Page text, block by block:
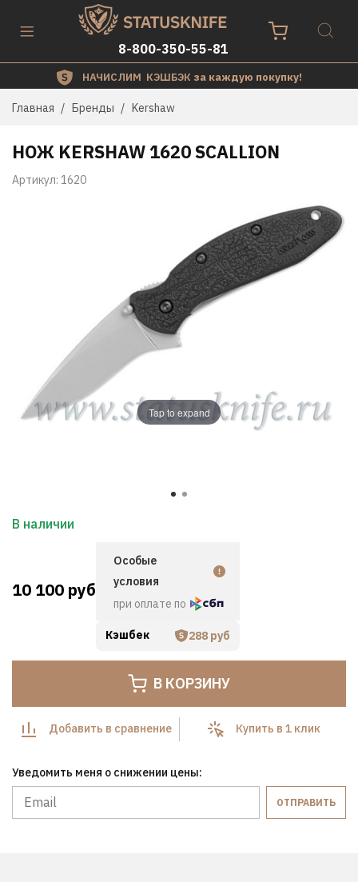
8-800-350-55-81
НАЧИСЛИМ КЭШБЭК за каждую покупку!
Главная Бренды Kershaw
Tap to expand
Артикул: 1620
НОЖ KERSHAW 1620 SCALLION
В наличии
10 100 руб
Особые
условия
при оплате по
Кэшбек 288 руб
В КОРЗИНУ
Добавить в сравнение Купить в 1 клик
Уведомить меня о снижении цены:
ОТПРАВИТЬ